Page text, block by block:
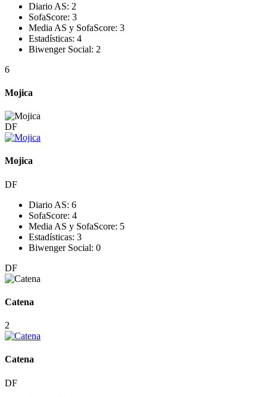
Diario AS: 2
SofaScore: 3
Media AS y SofaScore: 3
Estadísticas: 4
Biwenger Social: 2
6
Mojica
DF
Mojica
DF
Diario AS: 6
SofaScore: 4
Media AS y SofaScore: 5
Estadísticas: 3
Biwenger Social: 0
DF
Catena
2
Catena
DF